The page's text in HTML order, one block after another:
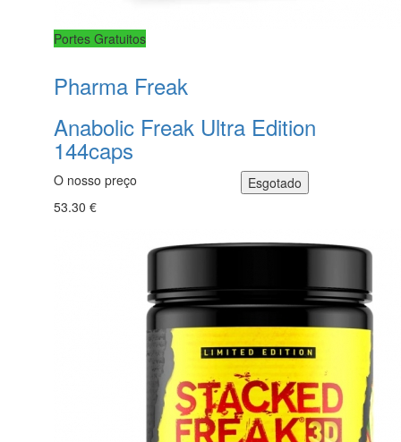
Portes Gratuitos
Pharma Freak
Anabolic Freak Ultra Edition
144caps
O nosso preço
53.30 €